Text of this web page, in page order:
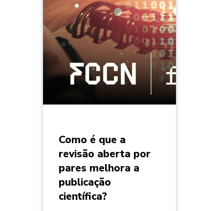
Como é que a
revisão aberta por
pares melhora a
publicação
científica?